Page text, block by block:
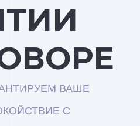
ВАШЕ
С